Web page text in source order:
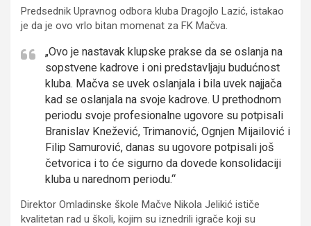
Predsednik Upravnog odbora kluba Dragojlo Lazić, istakao
je da je ovo vrlo bitan momenat za FK Mačva.
„Ovo je nastavak klupske prakse da se oslanja na
sopstvene kadrove i oni predstavljaju budućnost
kluba. Mačva se uvek oslanjala i bila uvek najjača
kad se oslanjala na svoje kadrove. U prethodnom
periodu svoje profesionalne ugovore su potpisali
Branislav Knežević, Trimanović, Ognjen Mijailović i
Filip Samurović, danas su ugovore potpisali još
četvorica i to će sigurno da dovede konsolidaciji
kluba u narednom periodu.“
Direktor Omladinske škole Mačve Nikola Jelikić ističe
kvalitetan rad u školi, kojim su iznedrili igrače koji su